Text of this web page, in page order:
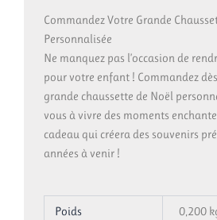
Commandez Votre Grande
Personnalisée
Ne manquez pas l’occasion de
pour votre enfant ! Commandez
grande chaussette de Noël
vous à vivre des moments
cadeau qui créera des souvenirs
années à venir !
Poids 0,200